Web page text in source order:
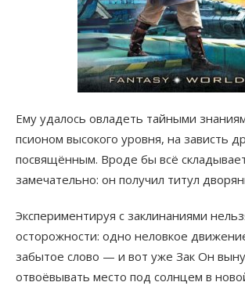
Ему удалось овладеть тайными
псионом высокого уровня, на зависть
посвящённым. Вроде бы всё
замечательно: он получил титул
Экспериментируя с заклинаниями
осторожности: одно неловкое
забытое слово — и вот уже Зак Он
отвоёвывать место под солнцем в